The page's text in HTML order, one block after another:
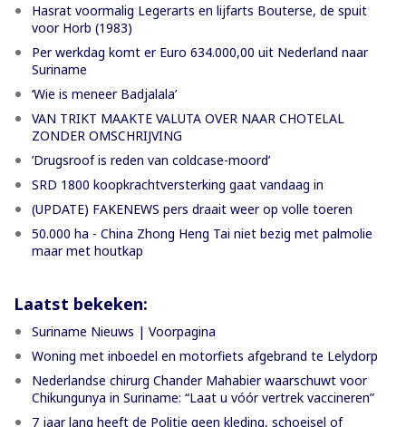
Hasrat voormalig Legerarts en lijfarts Bouterse, de spuit
voor Horb (1983)
Per werkdag komt er Euro 634.000,00 uit Nederland naar
Suriname
‘Wie is meneer Badjalala’
VAN TRIKT MAAKTE VALUTA OVER NAAR CHOTELAL
ZONDER OMSCHRIJVING
’Drugsroof is reden van coldcase-moord’
SRD 1800 koopkrachtversterking gaat vandaag in
(UPDATE) FAKENEWS pers draait weer op volle toeren
50.000 ha - China Zhong Heng Tai niet bezig met palmolie
maar met houtkap
Laatst bekeken:
Suriname Nieuws | Voorpagina
Woning met inboedel en motorfiets afgebrand te Lelydorp
Nederlandse chirurg Chander Mahabier waarschuwt voor
Chikungunya in Suriname: “Laat u vóór vertrek vaccineren”
7 jaar lang heeft de Politie geen kleding, schoeisel of